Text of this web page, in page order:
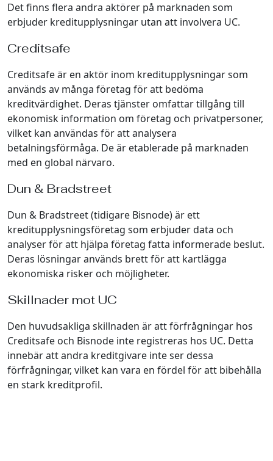
Det finns flera andra aktörer på marknaden som
erbjuder kreditupplysningar utan att involvera UC.
Creditsafe
Creditsafe är en aktör inom kreditupplysningar som
används av många företag för att bedöma
kreditvärdighet. Deras tjänster omfattar tillgång till
ekonomisk information om företag och privatpersoner,
vilket kan användas för att analysera
betalningsförmåga. De är etablerade på marknaden
med en global närvaro.
Dun & Bradstreet
Dun & Bradstreet (tidigare Bisnode) är ett
kreditupplysningsföretag som erbjuder data och
analyser för att hjälpa företag fatta informerade beslut.
Deras lösningar används brett för att kartlägga
ekonomiska risker och möjligheter.
Skillnader mot UC
Den huvudsakliga skillnaden är att förfrågningar hos
Creditsafe och Bisnode inte registreras hos UC. Detta
innebär att andra kreditgivare inte ser dessa
förfrågningar, vilket kan vara en fördel för att bibehålla
en stark kreditprofil.